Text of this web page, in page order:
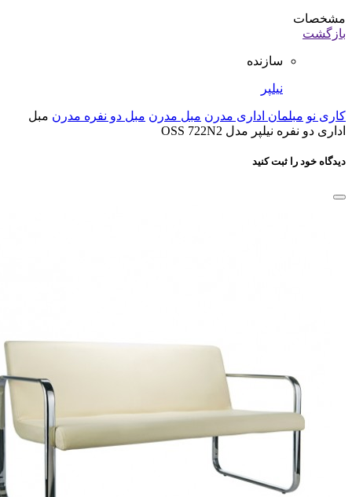
مشخصات
بازگشت
سازنده
نیلپر
کاری نو مبلمان اداری مدرن مبل مدرن مبل دو نفره مدرن مبل
اداری دو نفره نیلپر مدل OSS 722N2
دیدگاه خود را ثبت کنید